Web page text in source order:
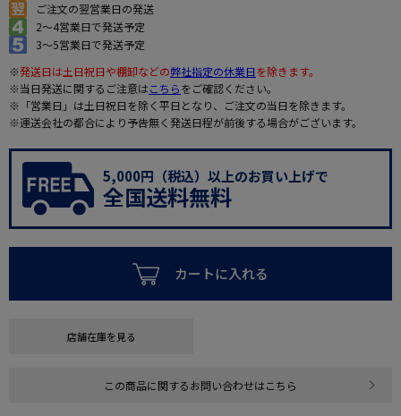
ご注文の翌営業日の発送
2～4営業日で発送予定
3～5営業日で発送予定
※発送日は土日祝日や棚卸などの弊社指定の休業日を除きます。
※当日発送に関するご注意はこちらをご確認ください。
※「営業日」は土日祝日を除く平日となり、ご注文の当日を除きます。
※運送会社の都合により予告無く発送日程が前後する場合がございます。
5,000円（税込）以上のお買い上げで
全国送料無料
カートに入れる
店舗在庫を見る
この商品に関するお問い合わせはこちら